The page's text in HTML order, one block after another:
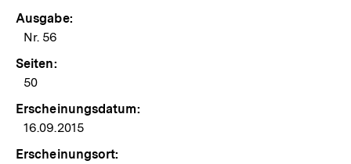
Ausgabe:
Nr. 56
Seiten:
50
Erscheinungsdatum:
16.09.2015
Erscheinungsort: